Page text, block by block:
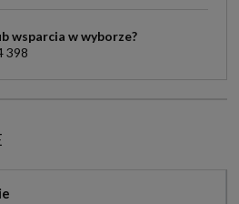
wsparcia w wyborze?
398